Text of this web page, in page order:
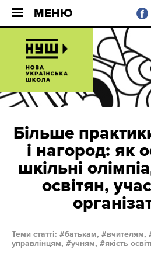
МЕНЮ
Більше
і нагород: як
шкільні
освітян,
Теми статті: батькам, вчителям,
управлінцям,
учням,
якість